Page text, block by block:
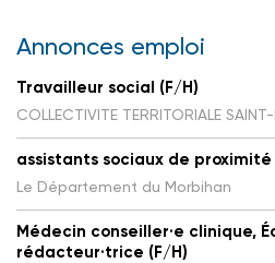
Annonces emploi
Travailleur social (F/H)
COLLECTIVITE TERRITORIALE
assistants sociaux de proximité
Le Département du Morbihan
Médecin conseiller·e clinique,
rédacteur·trice (F/H)